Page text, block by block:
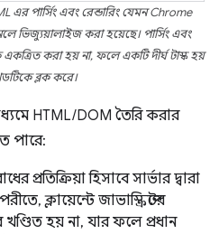
এর পার্সিং এবং রেন্ডারিং যেমন Chrome
ভিজ্যুয়ালাইজ করা হয়েছে। পার্সিং এবং
করা হয় না, ফলে একটি দীর্ঘ টাস্ক হয়
ব্লক করে।
HTML/DOM তৈরি করার
পারে:
প্রতিক্রিয়া হিসাবে সার্ভার দ্বারা
ক্লায়েন্টে জাভাস্ক্রিপ্টের
খণ্ডিত হয় না, যার ফলে প্রধান